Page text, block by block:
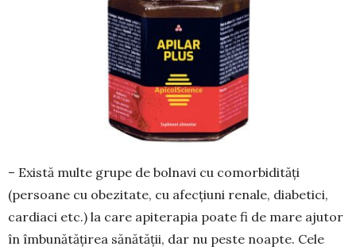
– Există multe grupe de bolnavi cu comorbi­dități
(persoane cu obezitate, cu afecțiuni renale, diabetici,
cardiaci etc.) la care apiterapia poate fi de mare ajutor
în îmbunătățirea sănătății, dar nu peste noapte. Cele